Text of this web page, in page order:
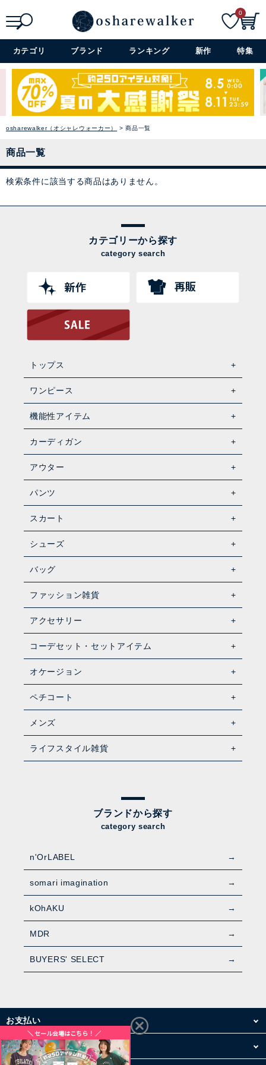
詳細検索+
0
カテゴリ ブランド ランキング 新作 特集
osharewalker（オシャレウォーカー） 商品一覧
商品一覧
検索条件に該当する商品はありません。
カテゴリーから探す
category search
トップス
ワンピース
機能性アイテム
カーディガン
アウター
パンツ
スカート
シューズ
バッグ
ファッション雑貨
アクセサリー
コーデセット・セットアイテム
オケージョン
ペチコート
メンズ
ライフスタイル雑貨
ブランドから探す
category search
n'OrLABEL
somari imagination
kOhAKU
MDR
BUYERS' SELECT
お支払い
配送・送料